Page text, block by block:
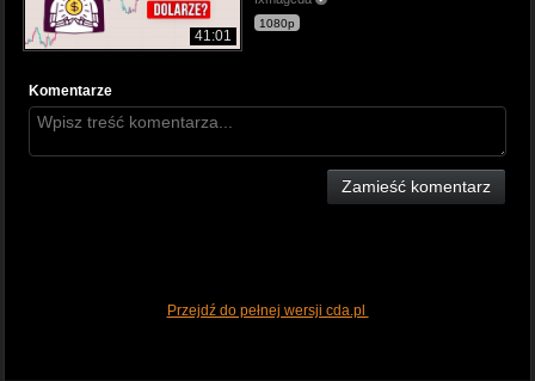
41:01
1080p
Komentarze
Zamieść komentarz
Przejdź do pełnej wersji cda.pl